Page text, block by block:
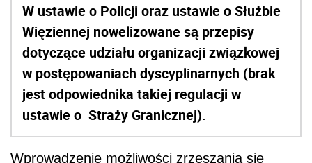
W ustawie o Policji oraz ustawie o Służbie
Więziennej nowelizowane są przepisy
dotyczące udziału organizacji związkowej
w postępowaniach dyscyplinarnych (brak
jest odpowiednika takiej regulacji w
ustawie o Straży Granicznej).
Wprowadzenie możliwości zrzeszania się